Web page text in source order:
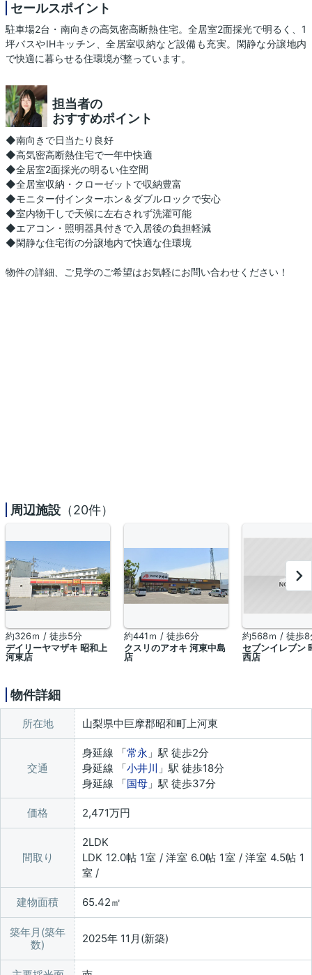
セールスポイント
駐車場2台・南向きの高気密高断熱住宅。全居室2面採光で明るく、1
坪バスやIHキッチン、全居室収納など設備も充実。閑静な分譲地内
で快適に暮らせる住環境が整っています。
担当者の
おすすめポイント
◆南向きで日当たり良好
◆高気密高断熱住宅で一年中快適
◆全居室2面採光の明るい住空間
◆全居室収納・クローゼットで収納豊富
◆モニター付インターホン＆ダブルロックで安心
◆室内物干しで天候に左右されず洗濯可能
◆エアコン・照明器具付きで入居後の負担軽減
◆閑静な住宅街の分譲地内で快適な住環境
物件の詳細、ご見学のご希望はお気軽にお問い合わせください！
周辺施設 （20件）
約326ｍ / 徒歩5分
デイリーヤマザキ 昭和上
河東店
約441ｍ / 徒歩6分
クスリのアオキ 河東中島
店
約568ｍ / 徒歩8
セブンイレブン
西店
物件詳細
所在地 山梨県中巨摩郡昭和町上河東
交通
身延線 「常永 」駅 徒歩2分
身延線 「小井川 」駅 徒歩18分
身延線 「国母 」駅 徒歩37分
価格 2,471万円
間取り
2LDK
LDK 12.0帖 1室 / 洋室 6.0帖 1室 / 洋室 4.5帖 1
室 /
建物面積 65.42㎡
築年月(築年
数)
2025年 11月(新築)